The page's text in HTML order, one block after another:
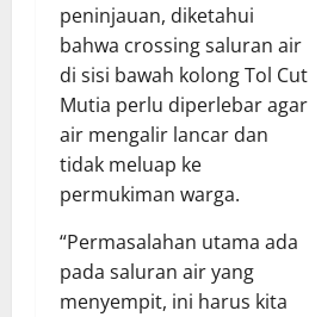
peninjauan, diketahui
bahwa crossing saluran air
di sisi bawah kolong Tol Cut
Mutia perlu diperlebar agar
air mengalir lancar dan
tidak meluap ke
permukiman warga.
“Permasalahan utama ada
pada saluran air yang
menyempit, ini harus kita